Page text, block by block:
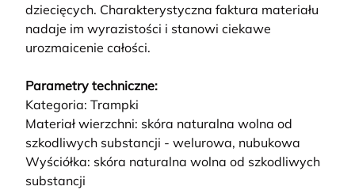
dziecięcych. Charakterystyczna faktura materiału
nadaje im wyrazistości i stanowi ciekawe
urozmaicenie całości.
Parametry techniczne:
Kategoria: Trampki
Materiał wierzchni: skóra naturalna wolna od
szkodliwych substancji - welurowa, nubukowa
Wyściółka: skóra naturalna wolna od szkodliwych
substancji